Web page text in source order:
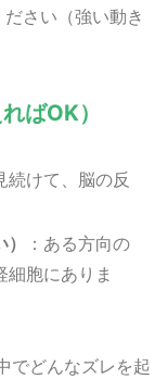
さい（強い動き
ばOK）
続けて、脳の反
：ある方向の
胞にありま
でどんなズレを起